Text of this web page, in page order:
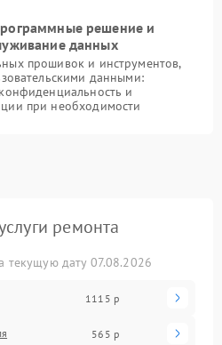
решение и
данных
прошивок и инструментов,
данными:
и
при необходимости
ремонта
текущую дату 07.08.2026
1115 р
565 р